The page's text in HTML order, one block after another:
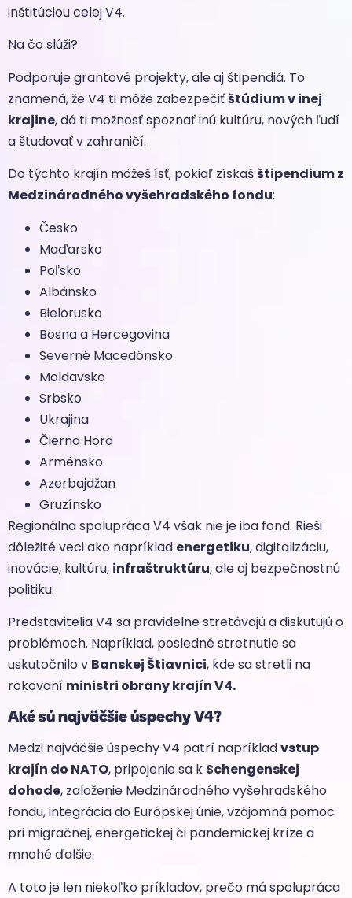
inštitúciou celej V4.
Na čo slúži?
Podporuje grantové projekty, ale aj štipendiá. To
znamená, že V4 ti môže zabezpečiťštúdium v inej
krajine, dá ti možnosť spoznať inú kultúru, nových ľudí
a študovať v zahraničí.
Do týchto krajín môžeš ísť, pokiaľ získašštipendium z
Medzinárodného vyšehradského fondu:
Česko
Maďarsko
Poľsko
Albánsko
Bielorusko
Bosna a Hercegovina
Severné Macedónsko
Moldavsko
Srbsko
Ukrajina
Čierna Hora
Arménsko
Azerbajdžan
Gruzínsko
Regionálna spolupráca V4 však nie je iba fond. Rieši
dôležité veci ako napríklad energetiku, digitalizáciu,
inovácie, kultúru, infraštruktúru, ale aj bezpečnostnú
politiku.
Predstavitelia V4 sa pravidelne stretávajú a diskutujú o
problémoch. Napríklad, posledné stretnutie sa
uskutočnilo v Banskej Štiavnici, kde sa stretli na
rokovaní ministri obrany krajín V4.
Aké sú najväčšie úspechy V4?
Medzi najväčšie úspechy V4 patrí napríkladvstup
krajín do NATO, pripojenie sa k Schengenskej
dohode, založenie Medzinárodného vyšehradského
fondu, integrácia do Európskej únie, vzájomná pomoc
pri migračnej, energetickej či pandemickej kríze a
mnohé ďalšie.
A toto je len niekoľko príkladov, prečo má spolupráca